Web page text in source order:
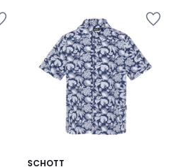
SCHOTT
2